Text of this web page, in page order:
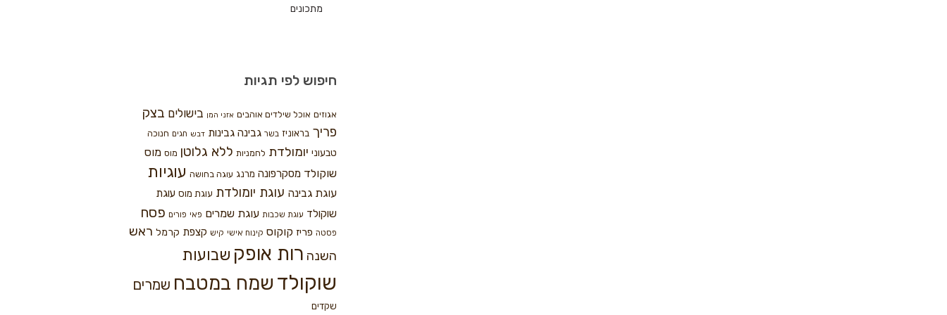
מתכונים
חיפוש לפי תגיות
אגוזים אוכל שילדים אוהבים אזני המן בישולים בצק
פריך בראוניז בשר גבינה גבינות דבש חגים חנוכה
טבעוני יומולדת לחמניות ללא גלוטן מוס מוס
שוקולד מסקרפונה מרנג עוגה בחושה עוגיות
עוגת גבינה עוגת יומולדת עוגת מוס עוגת
שוקולד עוגת שכבות עוגת שמרים פאי פורים פסח
פסטה פריז קוקוס קינוח אישי קיש קצפת קרמל ראש
השנה רות אופק שבועות
שוקולד שמח במטבח שמרים
שקדים